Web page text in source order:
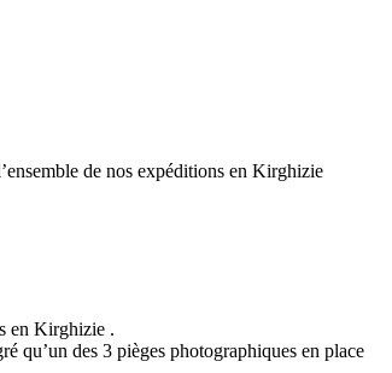
de nos expéditions en Kirghizie
en Kirghizie .
qu’un des 3 pièges photographiques en place